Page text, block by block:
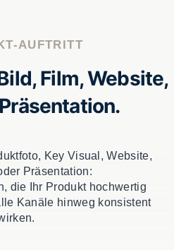
AUFTRITT
Film, Website,
Key Visu­al, Web­site,
Prä­sen­ta­ti­on:
die Ihr Pro­dukt hoch­wer­tig
Kanä­le hin­weg kon­sis­tent